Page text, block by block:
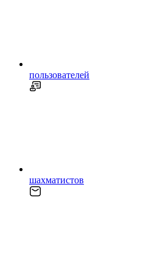
пользователей
шахматистов